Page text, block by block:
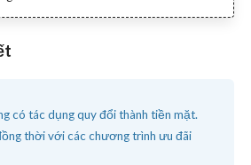
có tác dụng quy đổi thành tiền mặt.
thời với các chương trình ưu đãi